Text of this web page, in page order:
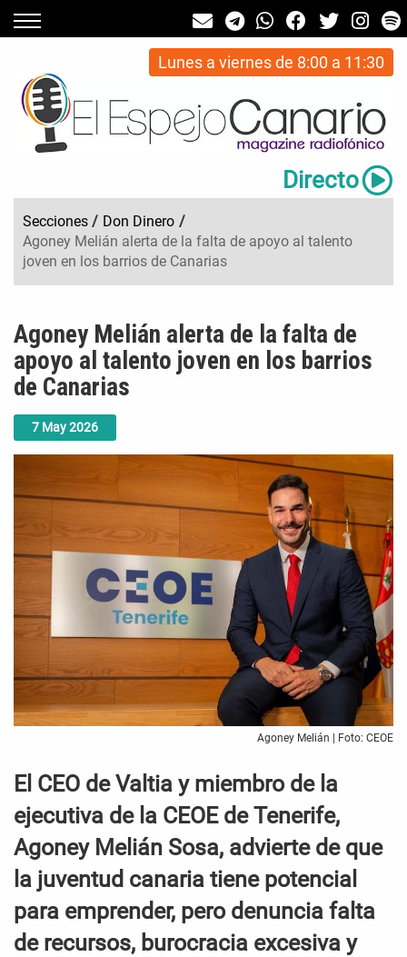
Lunes a viernes de 8:00 a 11:30
Directo
Secciones / Don Dinero /
Agoney Melián alerta de la falta de apoyo al talento
joven en los barrios de Canarias
7 May2026
Agoney Melián alerta de la falta de
apoyo al talento joven en los barrios
de Canarias
Agoney Melián | Foto: CEOE
El CEO de Valtia y miembro de la
ejecutiva de la CEOE de Tenerife,
Agoney Melián Sosa, advierte de que
la juventud canaria tiene potencial
para emprender, pero denuncia falta
de recursos, burocracia excesiva y